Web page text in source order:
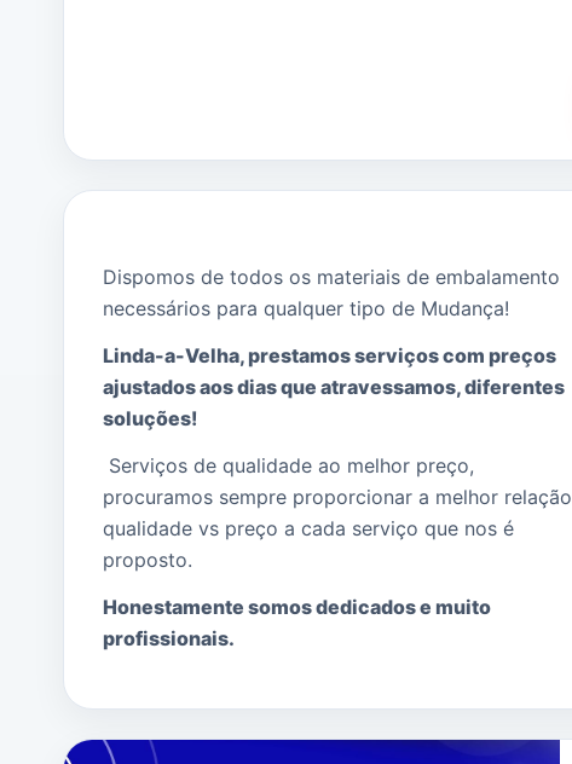
Dispomos de todos os materiais de embalamento
necessários para qualquer tipo de Mudança!
Linda-a-Velha, prestamos serviços com preços
ajustados aos dias que atravessamos, diferentes
soluções!
Serviços de qualidade ao melhor preço,
procuramos sempre proporcionar a melhor relação
qualidade vs preço a cada serviço que nos é
proposto.
Honestamente somos dedicados e muito
profissionais.